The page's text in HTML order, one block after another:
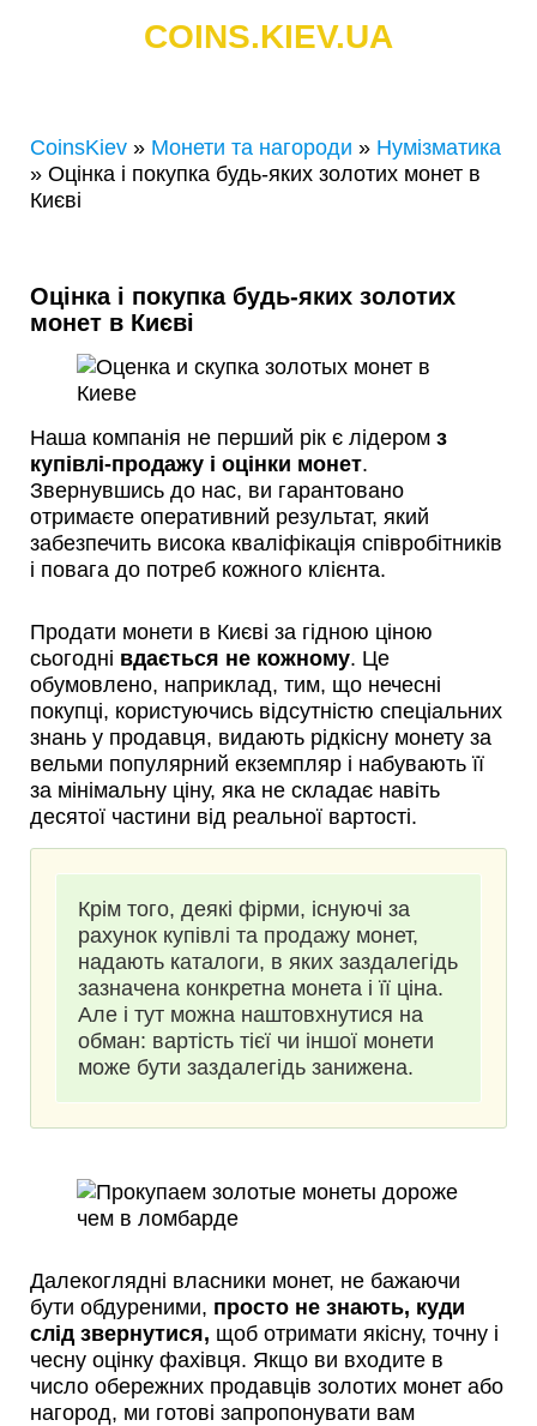
COINS.KIEV.UA
CoinsKiev » Монети та нагороди » Нумізматика
» Оцінка і покупка будь-яких золотих монет в
Києві
Оцінка і покупка будь-яких золотих
монет в Києві
Наша компанія не перший рік є лідером з
купівлі-продажу і оцінки монет.
Звернувшись до нас, ви гарантовано
отримаєте оперативний результат, який
забезпечить висока кваліфікація співробітників
і повага до потреб кожного клієнта.
Продати монети в Києві за гідною ціною
сьогодні вдається не кожному. Це
обумовлено, наприклад, тим, що нечесні
покупці, користуючись відсутністю спеціальних
знань у продавця, видають рідкісну монету за
вельми популярний екземпляр і набувають її
за мінімальну ціну, яка не складає навіть
десятої частини від реальної вартості.
Крім того, деякі фірми, існуючі за
рахунок купівлі та продажу монет,
надають каталоги, в яких заздалегідь
зазначена конкретна монета і її ціна.
Але і тут можна наштовхнутися на
обман: вартість тієї чи іншої монети
може бути заздалегідь занижена.
Далекоглядні власники монет, не бажаючи
бути обдуреними, просто не знають, куди
слід звернутися, щоб отримати якісну, точну і
чесну оцінку фахівця. Якщо ви входите в
число обережних продавців золотих монет або
нагород, ми готові запропонувати вам